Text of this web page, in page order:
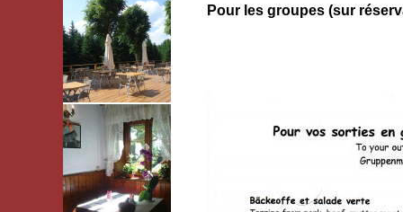
Pour les groupes (sur